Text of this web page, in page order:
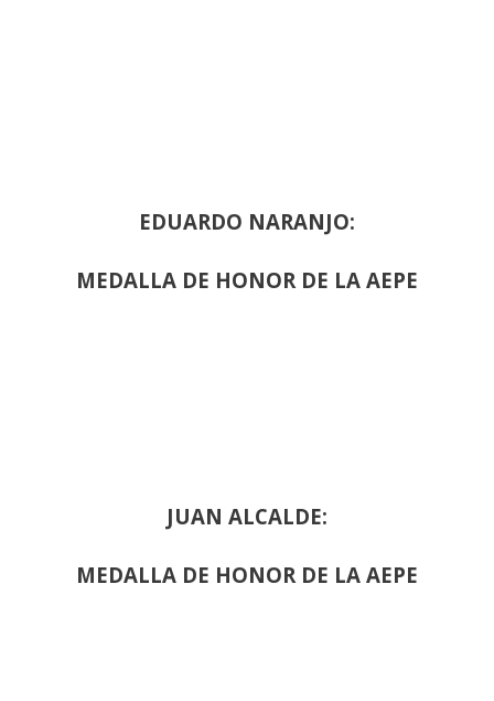
EDUARDO NARANJO:
MEDALLA DE HONOR DE LA AEPE
JUAN ALCALDE:
MEDALLA DE HONOR DE LA AEPE